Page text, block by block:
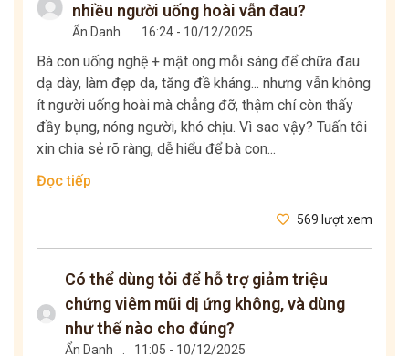
nhiều người uống hoài vẫn đau?
Ẩn Danh 16:24 - 10/12/2025
Bà con uống nghệ + mật ong mỗi sáng để chữa đau
dạ dày, làm đẹp da, tăng đề kháng... nhưng vẫn không
ít người uống hoài mà chẳng đỡ, thậm chí còn thấy
đầy bụng, nóng người, khó chịu. Vì sao vậy? Tuấn tôi
xin chia sẻ rõ ràng, dễ hiểu để bà con...
Đọc tiếp
569 lượt xem
Có thể dùng tỏi để hỗ trợ giảm triệu
chứng viêm mũi dị ứng không, và dùng
như thế nào cho đúng?
Ẩn Danh 11:05 - 10/12/2025